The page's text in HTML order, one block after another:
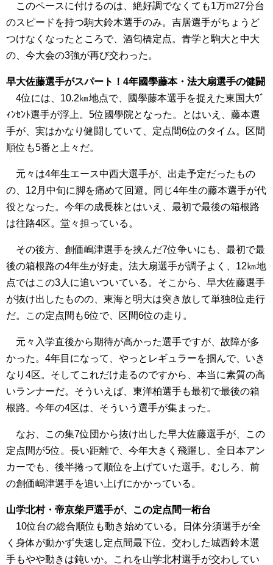
このペースに付けるのは、絶好調でなくても1万m27分台
のスピードを持つ駒大鈴木選手のみ。吉居選手がちょうど
つけなくなったところで、酒匂橋定点。青学と駒大と中大
の、今大会の3強が再び交わった。
早大佐藤選手がスパート！4年國學藤本・法大扇選手の健闘
4位には、10.2㎞地点で、國學藤本選手を捉えた東国大ｳﾞ
ｨﾝｾﾝﾄ選手が浮上。5位國學院となった。とはいえ、藤本選
手が、実はかなり健闘していて、定点間6位のタイム。区間
順位も5番と上々だ。
元々は4年生エース中西大選手が、出走予定だったもの
の、12月中旬に脚を痛めて回避。同じ4年生の藤本選手が代
役となった。今年の成長株とはいえ、最初で最後の箱根路
は往路4区。堂々担っている。
その後方、創価嶋津選手を挟んだ7位争いにも、最初で最
後の箱根路の4年生が好走。法大扇選手が調子よく、12㎞地
点ではこの3人に追いついている。そこから、早大佐藤選手
が抜け出したものの、東海と明大は突き放して単独8位走行
だ。この定点間も6位で、区間6位の走り。
元々入学直後から期待が高かった選手ですが、故障が多
かった。4年目になって、やっとレギュラーを掴んで、いき
なり4区。そしてこれだけ走るのですから、本当に素質の高
いランナーだ。そういえば、東洋柏選手も最初で最後の箱
根路。今年の4区は、そういう選手が集まった。
なお、この集7位団から抜け出した早大佐藤選手が、この
定点間が5位。長い距離で、今年大きく飛躍し、全日本アン
カーでも、後半捲って順位を上げていた選手。むしろ、前
の創価嶋津選手を追い上げにかかっている。
山学北村・帝京柴戸選手が、この定点間一桁台
10位台の総合順位も動き始めている。日体分須選手が全
く身体が動かず失速し定点間最下位。交わした城西鈴木選
手もやや動きは鈍いか。これを山学北村選手が交わしてい